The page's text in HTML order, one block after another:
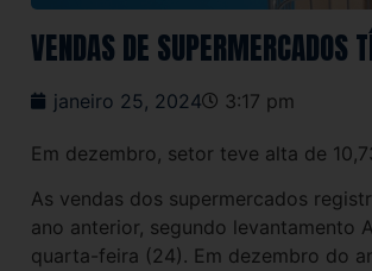
VENDAS DE
janeiro 25, 2024 3:17 pm
Em dezembro, setor teve alta de
As vendas dos supermercados
ano anterior, segundo levantamento
quarta-feira (24). Em dezembro do